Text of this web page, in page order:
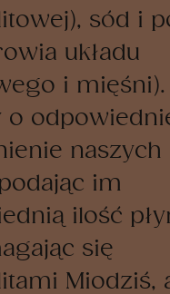
sód i
układu
i mięśni).
o
naszych
im
ilość
się
Miodziś,